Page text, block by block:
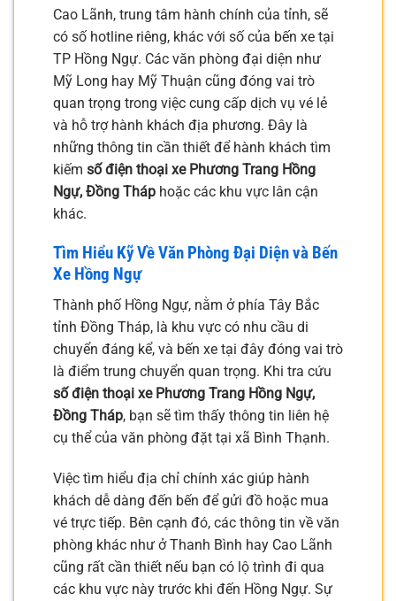
Cao Lãnh, trung tâm hành chính của tỉnh, sẽ
có số hotline riêng, khác với số của bến xe tại
TP Hồng Ngự. Các văn phòng đại diện như
Mỹ Long hay Mỹ Thuận cũng đóng vai trò
quan trọng trong việc cung cấp dịch vụ vé lẻ
và hỗ trợ hành khách địa phương. Đây là
những thông tin cần thiết để hành khách tìm
kiếm số điện thoại xe Phương Trang Hồng
Ngự, Đồng Tháp hoặc các khu vực lân cận
khác.
Tìm Hiểu Kỹ Về Văn Phòng Đại Diện và Bến
Xe Hồng Ngự
Thành phố Hồng Ngự, nằm ở phía Tây Bắc
tỉnh Đồng Tháp, là khu vực có nhu cầu di
chuyển đáng kể, và bến xe tại đây đóng vai trò
là điểm trung chuyển quan trọng. Khi tra cứu
số điện thoại xe Phương Trang Hồng Ngự,
Đồng Tháp, bạn sẽ tìm thấy thông tin liên hệ
cụ thể của văn phòng đặt tại xã Bình Thạnh.
Việc tìm hiểu địa chỉ chính xác giúp hành
khách dễ dàng đến bến để gửi đồ hoặc mua
vé trực tiếp. Bên cạnh đó, các thông tin về văn
phòng khác như ở Thanh Bình hay Cao Lãnh
cũng rất cần thiết nếu bạn có lộ trình đi qua
các khu vực này trước khi đến Hồng Ngự. Sự